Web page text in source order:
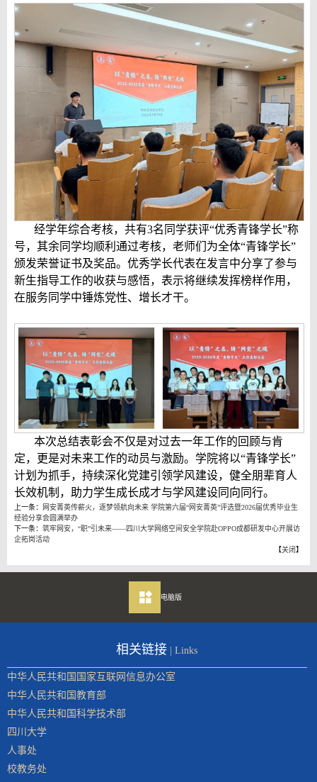
经学年综合考核，共有3名同学获评“优秀青锋学长”称
号，其余同学均顺利通过考核，老师们为全体“青锋学长”
颁发荣誉证书及奖品。优秀学长代表在发言中分享了参与
新生指导工作的收获与感悟，表示将继续发挥榜样作用，
在服务同学中锤炼党性、增长才干。
本次总结表彰会不仅是对过去一年工作的回顾与肯
定，更是对未来工作的动员与激励。学院将以“青锋学长”
计划为抓手，持续深化党建引领学风建设，健全朋辈育人
长效机制，助力学生成长成才与学风建设同向同行。
上一条：
网安菁英传薪火，逐梦领航向未来 学院第六届“网安菁英”评选暨2026届优秀毕业生
经验分享会圆满举办
下一条： 筑牢网安，“职”引未来——四川大学网络空间安全学院赴OPPO成都研发中心开展访
企拓岗活动
【关闭】
电脑版
相关链接 | Links
中华人民共和国国家互联网信息办公室
中华人民共和国教育部
中华人民共和国科学技术部
四川大学
人事处
校教务处